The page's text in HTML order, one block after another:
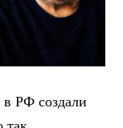
РФ создали